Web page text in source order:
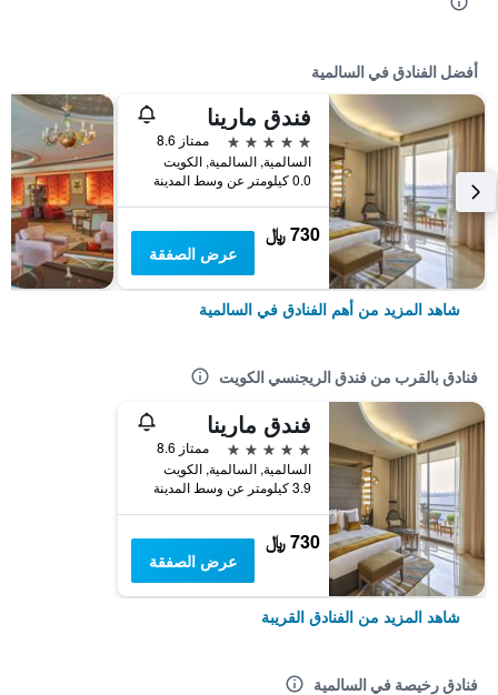
أفضل الفنادق في السالمية
فندق مارينا‬
5 نجوم
ممتاز 8.6
السالمية, السالمية, الكويت
0.0 كيلومتر عن وسط المدينة
730 ﷼
عرض الصفقة
شاهد المزيد من أهم الفنادق في السالمية
فنادق بالقرب من فندق الريجنسي الكويت
فندق مارينا‬
5 نجوم
ممتاز 8.6
السالمية, السالمية, الكويت
3.9 كيلومتر عن وسط المدينة
730 ﷼
عرض الصفقة
شاهد المزيد من الفنادق القريبة
فنادق رخيصة في السالمية